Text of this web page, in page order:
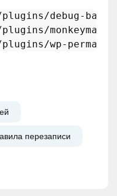
/debug-bar/
/
/wp-
перезаписи